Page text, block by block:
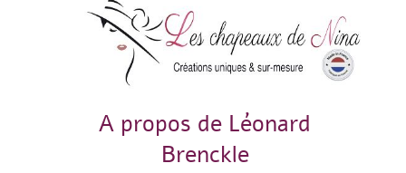
A propos de Léonard
Brenckle